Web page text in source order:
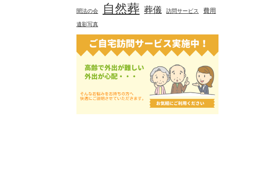
聞法の会 自然葬 葬儀 訪問サービス 費用
遺影写真